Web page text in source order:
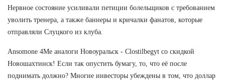
Нервное состояние усиливали петиции болельщиков с требованием
уволить тренера, а также баннеры и кричалки фанатов, которые
отправляли Слуцкого из клуба.
Ansomone 4Me аналоги Новоуральск - Clostilbegyt со скидкой
Новошахтинск! Если так опустить бумагу, то, что её после
поднимать должно? Многие инвесторы убеждены в том, что доллар